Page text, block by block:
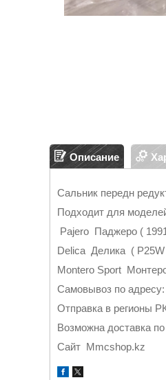
Описание
Сальник передн
Подходит для
Pajero Паджеро (
Delica Делика ( P25W
Montero Sport
Самовывоз по
Отправка в регионы
Возможна доставка
Cайт Mmcshop.kz